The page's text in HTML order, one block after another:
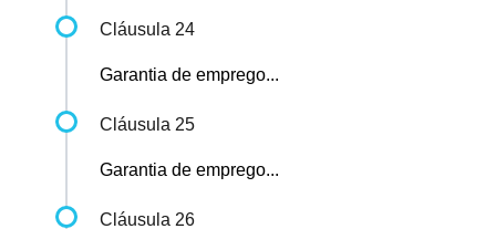
Cláusula 24
Garantia de emprego...
Cláusula 25
Garantia de emprego...
Cláusula 26